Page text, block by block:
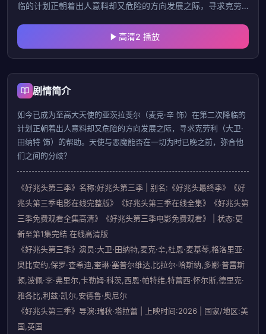
临的计划正朝着出人意料却又危险的方向发展之际，寻求克劳
之前，弥合他们之间的分歧？高清2 播放
剧情简介
如今已成为至高大天使的亚茨拉斐尔（麦克·辛 饰）在第二次降临的
计划正朝着出人意料却又危险的方向发展之际，寻求克劳利（大卫·
田纳特 饰）的帮助。天使与恶魔能否在一切为时已晚之前，弥合他
们之间的分歧？
《好兆头第三季》名称:好兆头第三季 | 别名:《好兆头最终季》《好
兆头第三季电影在线完整版》《好兆头第三季在线全集》《好兆头第
三季免费观看全集高清》《好兆头第三季电影免费观看》 | 状态:更
新至第1集完结 在线高清版
《好兆头第三季》演员:大卫·田纳特,麦克·辛,杜恩·麦基琴,格洛里亚·
奥比安约,保罗·查希迪,奎琳·塞普尔维达,比拉尔·哈斯纳,多娜·普雷斯
顿,波佩·李·弗里尔,卡勒姆·科茨,西恩·帕特维,特蕾西·怀尔斯,德里克·
雅各比,利兹·凯尔,安德鲁·奥尼尔
《好兆头第三季》导演:瑞秋·塔拉蕾 | 上映时间:2026 | 国家/地区:美
国,英国